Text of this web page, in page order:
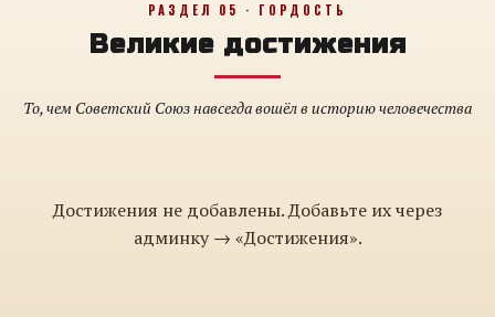
РАЗДЕЛ 05 · ГОРДОСТЬ
Великие достижения
То, чем Советский Союз навсегда вошёл в историю человечества
Достижения не добавлены. Добавьте их через
админку → «Достижения».